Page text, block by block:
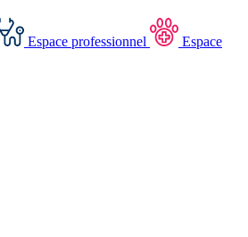
Espace professionnel
Espace